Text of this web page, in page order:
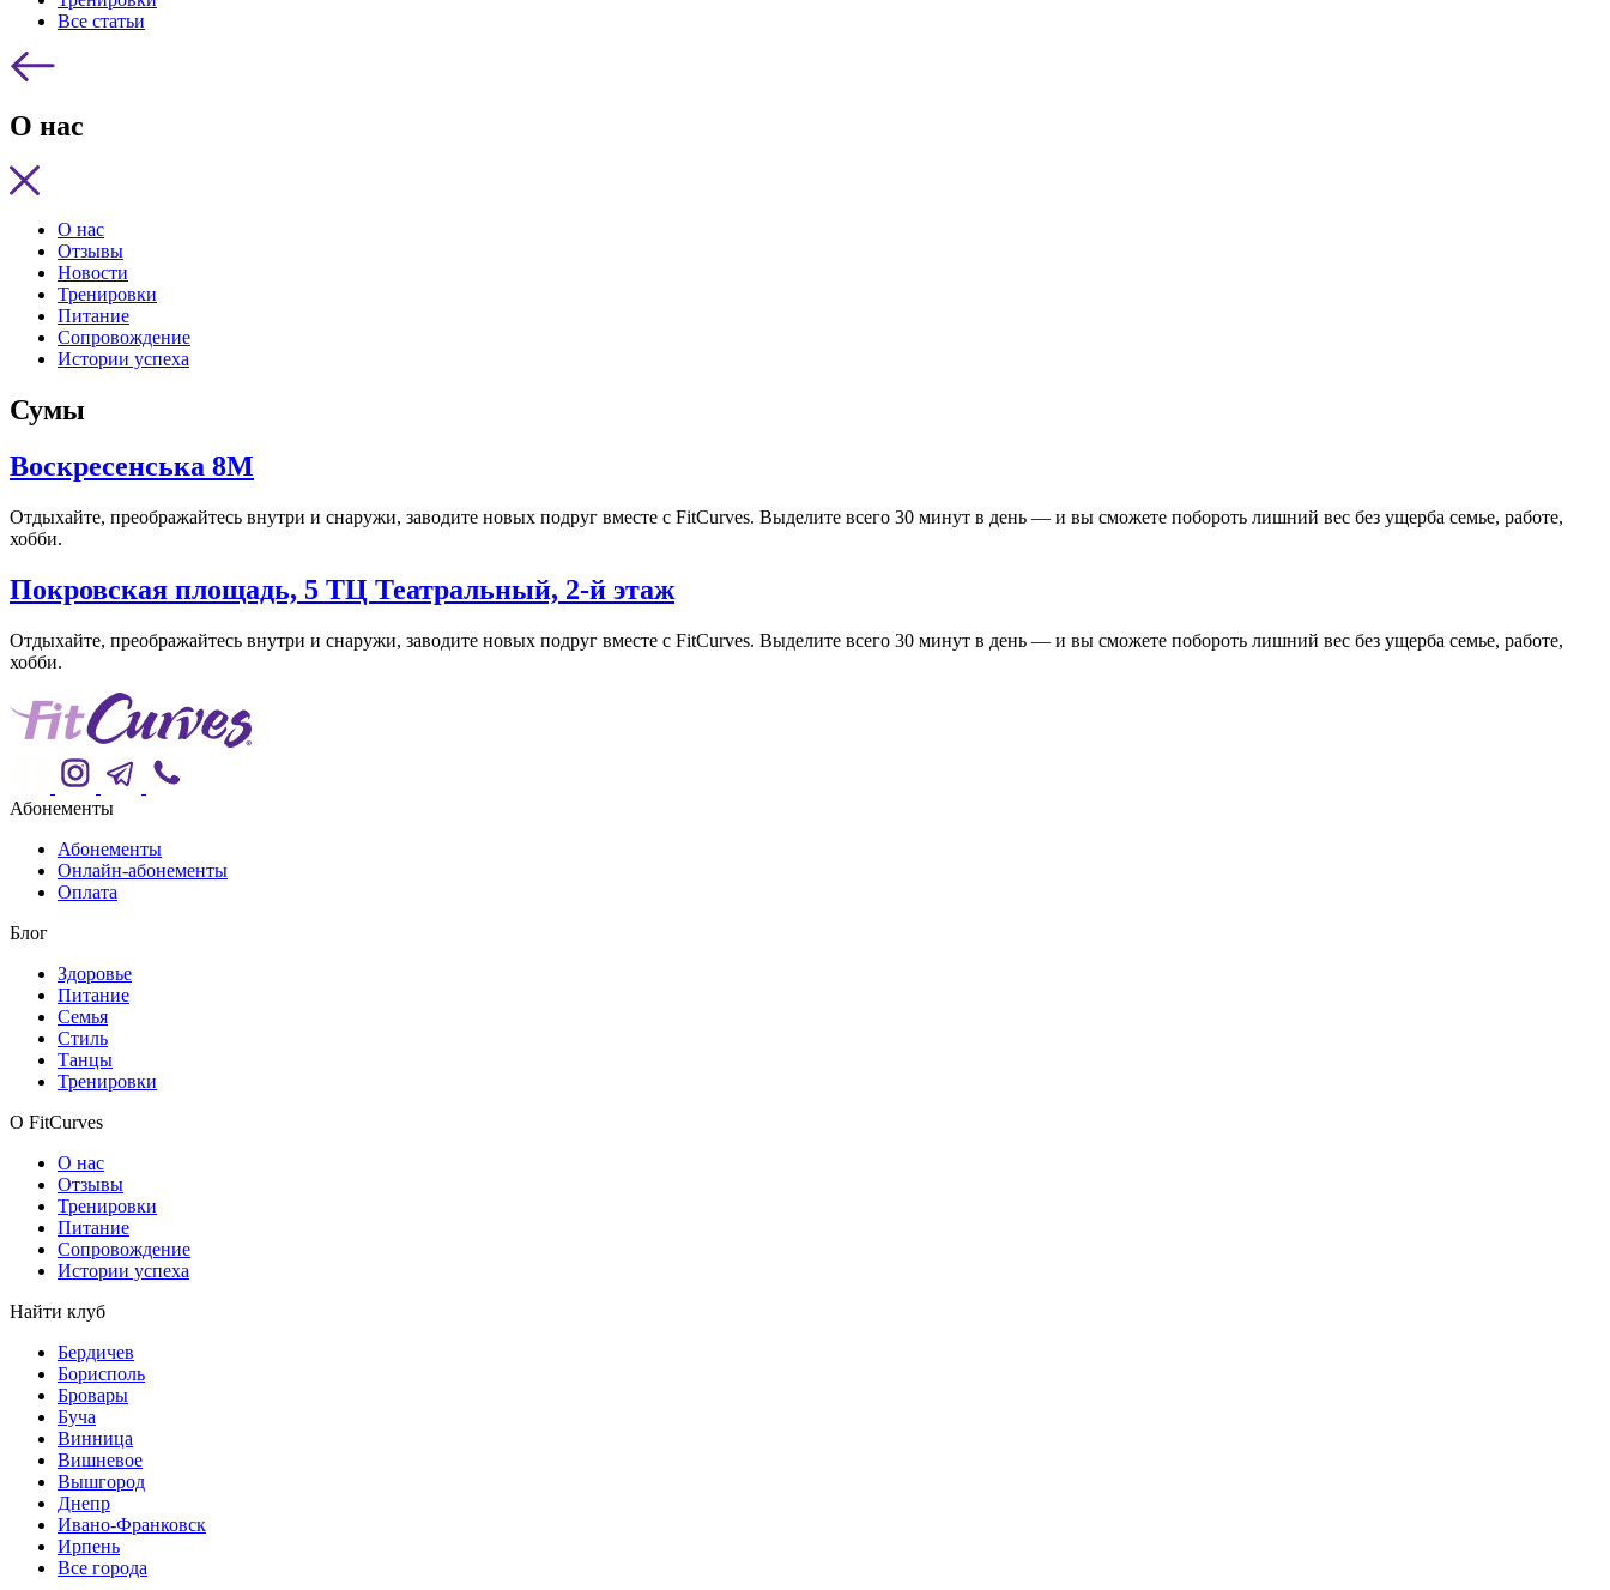
Все статьи
О нас
О нас
Отзывы
Новости
Тренировки
Питание
Сопровождение
Истории успеха
Сумы
Воскресенська 8M
Отдыхайте, преображайтесь внутри и снаружи, заводите новых подруг вместе с FitCurves. Выделите всего 30 минут в день — и вы сможете побороть лишний вес без ущерба семье, работе,
хобби.
Покровская площадь, 5 ТЦ Театральный, 2-й этаж
Отдыхайте, преображайтесь внутри и снаружи, заводите новых подруг вместе с FitCurves. Выделите всего 30 минут в день — и вы сможете побороть лишний вес без ущерба семье, работе,
хобби.
Абонементы
Абонементы
Онлайн-абонементы
Оплата
Блог
Здоровье
Питание
Семья
Стиль
Танцы
Тренировки
О FitCurves
О нас
Отзывы
Тренировки
Питание
Сопровождение
Истории успеха
Найти клуб
Бердичев
Борисполь
Бровары
Буча
Винница
Вишневое
Вышгород
Днепр
Ивано-Франковск
Ирпень
Все города